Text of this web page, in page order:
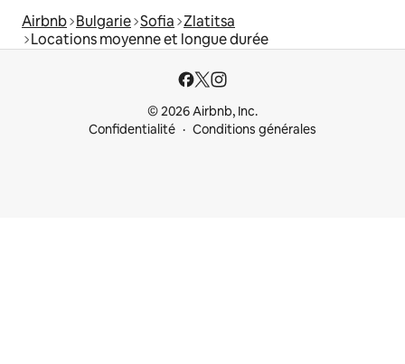
Airbnb Bulgarie Sofia Zlatitsa
Locations moyenne et longue durée
© 2026 Airbnb, Inc.
Confidentialité
Conditions générales